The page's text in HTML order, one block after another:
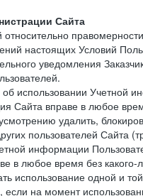
Сайта
настоящих Условий
уведомления
использовании Учетной
Сайта вправе в любое
удалить,
пользователей Сайта
информации
в любое время без
использование одной и
если на момент